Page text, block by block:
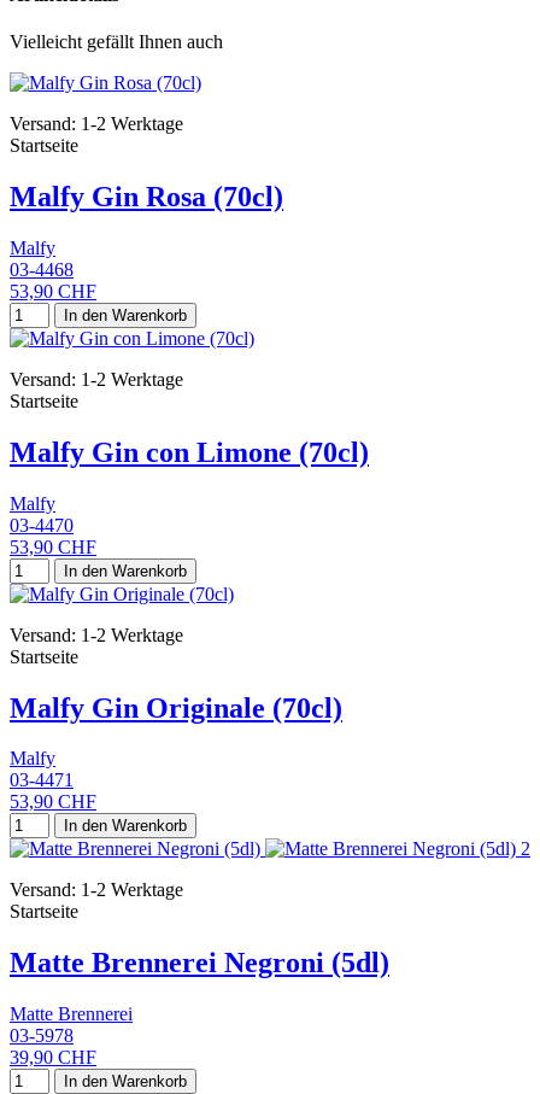
Vielleicht gefällt Ihnen auch
Versand: 1-2 Werktage
Startseite
Malfy Gin Rosa (70cl)
Malfy
03-4468
53,90 CHF
In den Warenkorb
Versand: 1-2 Werktage
Startseite
Malfy Gin con Limone (70cl)
Malfy
03-4470
53,90 CHF
In den Warenkorb
Versand: 1-2 Werktage
Startseite
Malfy Gin Originale (70cl)
Malfy
03-4471
53,90 CHF
In den Warenkorb
Versand: 1-2 Werktage
Startseite
Matte Brennerei Negroni (5dl)
Matte Brennerei
03-5978
39,90 CHF
In den Warenkorb